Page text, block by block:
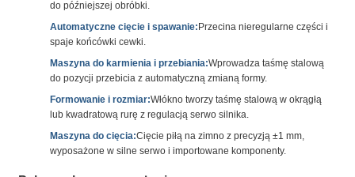
do późniejszej obróbki.
Automatyczne cięcie i spawanie:Przecina nieregularne części i
spaje końcówki cewki.
Maszyna do karmienia i przebiania:Wprowadza taśmę stalową
do pozycji przebicia z automatyczną zmianą formy.
Formowanie i rozmiar:Włókno tworzy taśmę stalową w okrągłą
lub kwadratową rurę z regulacją serwo silnika.
Maszyna do cięcia:Cięcie piłą na zimno z precyzją ±1 mm,
wyposażone w silne serwo i importowane komponenty.